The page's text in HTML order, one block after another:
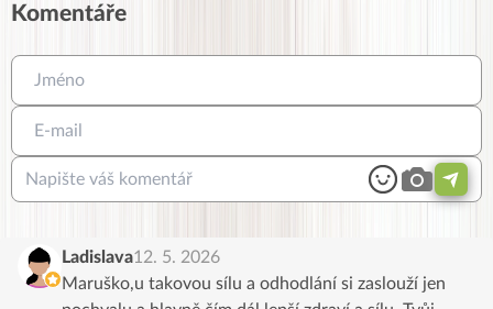
Komentáře
Ladislava12. 5. 2026
Maruško,u takovou sílu a odhodlání si zaslouží jen